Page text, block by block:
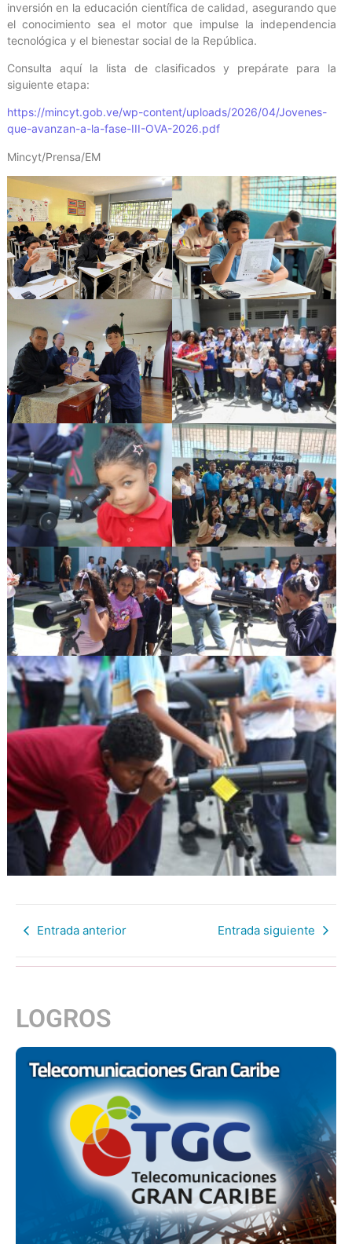
inversión en la educación científica de calidad, asegurando que
el conocimiento sea el motor que impulse la independencia
tecnológica y el bienestar social de la República.
Consulta aquí la lista de clasificados y prepárate para la
siguiente etapa:
https://mincyt.gob.ve/wp-content/uploads/2026/04/Jovenes-
que-avanzan-a-la-fase-III-OVA-2026.pdf
Mincyt/Prensa/EM
Entrada anterior Entrada siguiente
LOGROS